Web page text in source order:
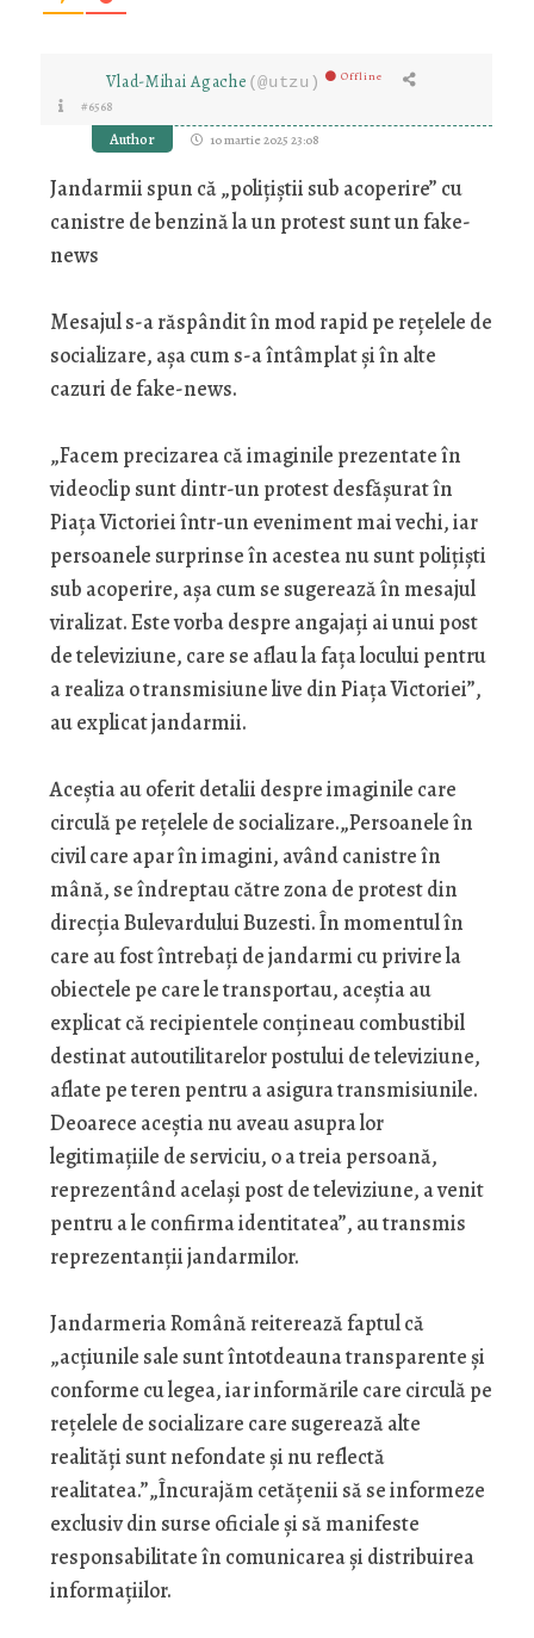
Vlad-Mihai Agache (@utzu) Offline
#6568
Author 10 martie 2025 23:08
Jandarmii spun că „polițiștii sub acoperire” cu
canistre de benzină la un protest sunt un fake-
news
Mesajul s-a răspândit în mod rapid pe rețelele de
socializare, așa cum s-a întâmplat și în alte
cazuri de fake-news.
„Facem precizarea că imaginile prezentate în
videoclip sunt dintr-un protest desfășurat în
Piața Victoriei într-un eveniment mai vechi, iar
persoanele surprinse în acestea nu sunt polițiști
sub acoperire, așa cum se sugerează în mesajul
viralizat. Este vorba despre angajați ai unui post
de televiziune, care se aflau la fața locului pentru
a realiza o transmisiune live din Piața Victoriei”,
au explicat jandarmii.
Aceștia au oferit detalii despre imaginile care
circulă pe rețelele de socializare.„Persoanele în
civil care apar în imagini, având canistre în
mână, se îndreptau către zona de protest din
direcția Bulevardului Buzesti. În momentul în
care au fost întrebați de jandarmi cu privire la
obiectele pe care le transportau, aceștia au
explicat că recipientele conțineau combustibil
destinat autoutilitarelor postului de televiziune,
aflate pe teren pentru a asigura transmisiunile.
Deoarece aceștia nu aveau asupra lor
legitimațiile de serviciu, o a treia persoană,
reprezentând același post de televiziune, a venit
pentru a le confirma identitatea”, au transmis
reprezentanții jandarmilor.
Jandarmeria Română reiterează faptul că
„acțiunile sale sunt întotdeauna transparente și
conforme cu legea, iar informările care circulă pe
rețelele de socializare care sugerează alte
realități sunt nefondate și nu reflectă
realitatea.”„Încurajăm cetățenii să se informeze
exclusiv din surse oficiale și să manifeste
responsabilitate în comunicarea și distribuirea
informațiilor.